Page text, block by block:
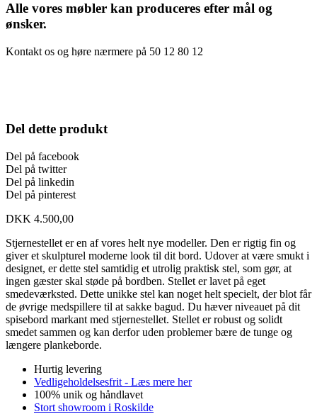
Alle vores møbler kan produceres efter mål og
ønsker.
Kontakt os og høre nærmere på 50 12 80 12
Del dette produkt
Del på facebook
Del på twitter
Del på linkedin
Del på pinterest
DKK 4.500,00
Stjernestellet er en af vores helt nye modeller. Den er rigtig fin og
giver et skulpturel moderne look til dit bord. Udover at være smukt i
designet, er dette stel samtidig et utrolig praktisk stel, som gør, at
ingen gæster skal støde på bordben. Stellet er lavet på eget
smedeværksted. Dette unikke stel kan noget helt specielt, der blot får
de øvrige medspillere til at sakke bagud. Du hæver niveauet på dit
spisebord markant med stjernestellet. Stellet er robust og solidt
smedet sammen og kan derfor uden problemer bære de tunge og
længere plankeborde.
Hurtig levering
Vedligeholdelsesfrit - Læs mere her
100% unik og håndlavet
Stort showroom i Roskilde